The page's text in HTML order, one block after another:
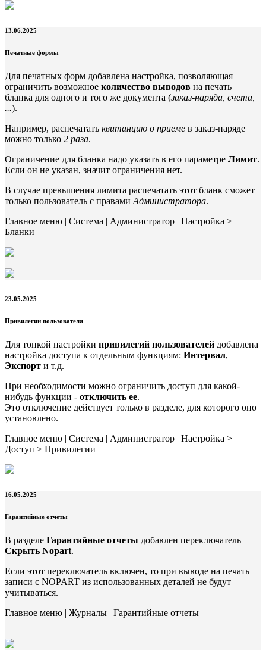
13.06.2025
Печатные формы
Для печатных форм добавлена настройка, позволяющая
ограничить возможное количество выводов на печать
бланка для одного и того же документа (заказ-наряда, счета,
...).
Например, распечатать квитанцию о приеме в заказ-наряде
можно только 2 раза.
Ограничение для бланка надо указать в его параметре Лимит.
Если он не указан, значит ограничения нет.
В случае превышения лимита распечатать этот бланк сможет
только пользователь с правами Администратора.
Главное меню | Система | Администратор | Настройка >
Бланки
23.05.2025
Привилегии пользователя
Для тонкой настройки привилегий пользователей добавлена
настройка доступа к отдельным функциям: Интервал,
Экспорт и т.д.
При необходимости можно ограничить доступ для какой-
нибудь функции - отключить ее.
Это отключение действует только в разделе, для которого оно
установлено.
Главное меню | Система | Администратор | Настройка >
Доступ > Привилегии
16.05.2025
Гарантийные отчеты
В разделе Гарантийные отчеты добавлен переключатель
Скрыть Nopart.
Если этот переключатель включен, то при выводе на печать
записи с NOPART из использованных деталей не будут
учитываться.
Главное меню | Журналы | Гарантийные отчеты